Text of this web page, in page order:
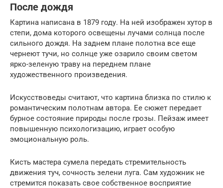
После дождя
Картина написана в 1879 году. На ней изображен хутор в
степи, дома которого освещены лучами солнца после
сильного дождя. На заднем плане полотна все еще
чернеют тучи, но солнце уже озарило своим светом
ярко-зеленую траву на переднем плане
художественного произведения.
Искусствоведы считают, что картина близка по стилю к
романтическим полотнам автора. Ее сюжет передает
бурное состояние природы после грозы. Пейзаж имеет
повышенную психологизацию, играет особую
эмоциональную роль.
Кисть мастера сумела передать стремительность
движения туч, сочность зелени луга. Сам художник не
стремится показать свое собственное восприятие